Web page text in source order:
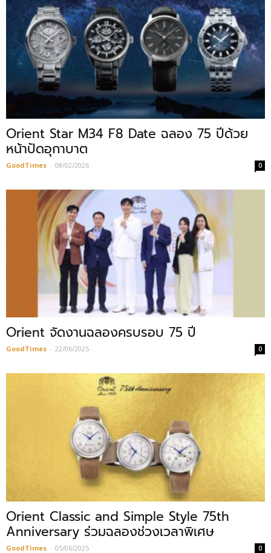
Orient Star M34 F8 Date ฉลอง 75 ปีด้วย
หน้าปัดอุกาบาต
GoodTimes - 08/02/2026 0
Orient จัดงานฉลองครบรอบ 75 ปี
GoodTimes - 22/06/2025 0
Orient Classic and Simple Style 75th
Anniversary ร่วมฉลองช่วงเวลาพิเศษ
GoodTimes - 05/06/2025 0